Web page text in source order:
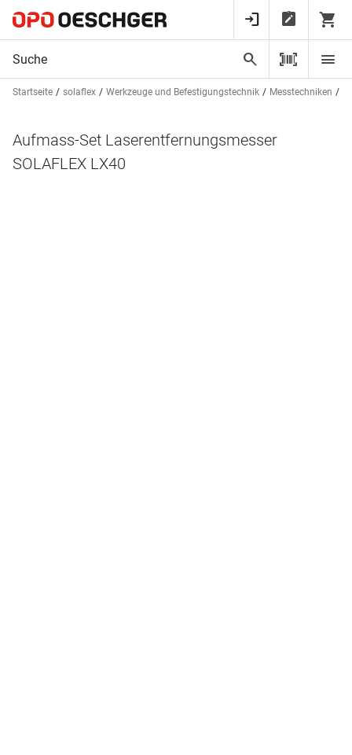
Startseite solaflex Werkzeuge und Befestigungstechnik Messtechniken
Aufmass-Set Laserentfernungsmesser
SOLAFLEX LX40